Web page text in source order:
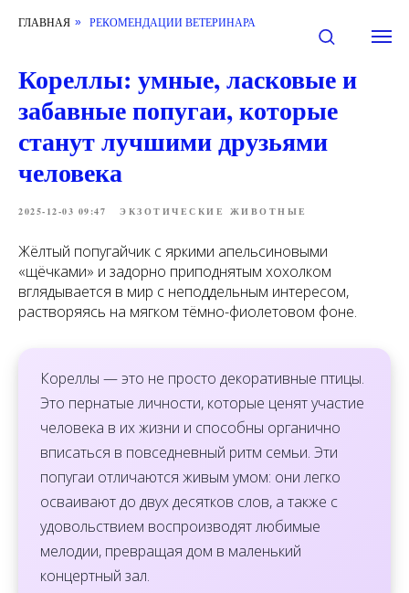
ГЛАВНАЯ » РЕКОМЕНДАЦИИ ВЕТЕРИНАРА
Кореллы: умные, ласковые и
забавные попугаи, которые
станут лучшими друзьями
человека
2025-12-03 09:47 ЭКЗОТИЧЕСКИЕ ЖИВОТНЫЕ
Жёлтый попугайчик с яркими апельсиновыми
«щёчками» и задорно приподнятым хохолком
вглядывается в мир с неподдельным интересом,
растворяясь на мягком тёмно-фиолетовом фоне.
Кореллы — это не просто декоративные птицы.
Это пернатые личности, которые ценят участие
человека в их жизни и способны органично
вписаться в повседневный ритм семьи. Эти
попугаи отличаются живым умом: они легко
осваивают до двух десятков слов, а также с
удовольствием воспроизводят любимые
мелодии, превращая дом в маленький
концертный зал.